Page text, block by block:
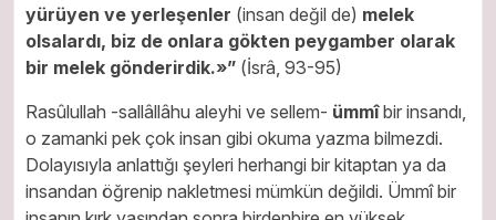
yürüyen ve yerleşenler (insan değil de) melek
olsalardı, biz de onlara gökten peygamber olarak
bir melek gönderirdik.»” (İsrâ, 93-95)
Rasûlullah -sallâllâhu aleyhi ve sellem- ümmîbir insandı,
o zamanki pek çok insan gibi okuma yazma bilmezdi.
Dolayısıyla anlattığı şeyleri herhangi bir kitaptan ya da
insandan öğrenip nakletmesi mümkün değildi. Ümmî bir